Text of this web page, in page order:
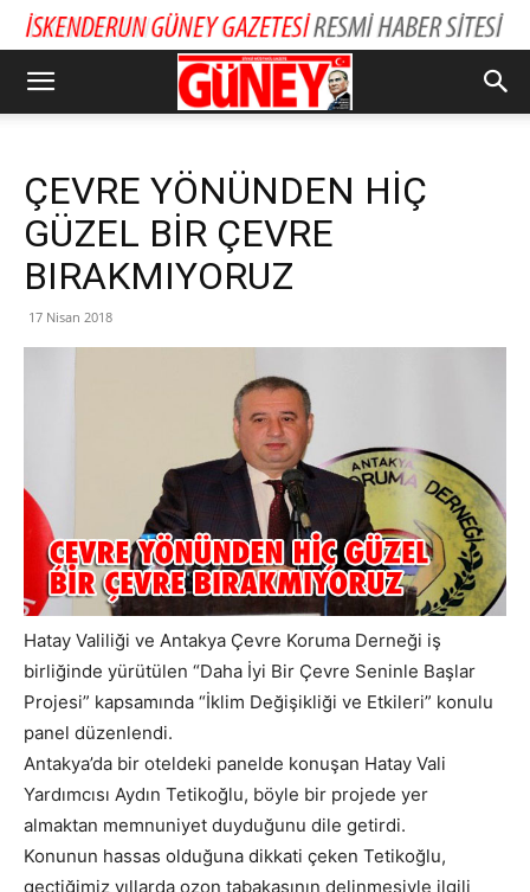
ÇEVRE YÖNÜNDEN HİÇ
GÜZEL BİR ÇEVRE
BIRAKMIYORUZ
17 Nisan 2018
Hatay Valiliği ve Antakya Çevre Koruma Derneği iş
birliğinde yürütülen “Daha İyi Bir Çevre Seninle Başlar
Projesi” kapsamında “İklim Değişikliği ve Etkileri” konulu
panel düzenlendi.
Antakya’da bir oteldeki panelde konuşan Hatay Vali
Yardımcısı Aydın Tetikoğlu, böyle bir projede yer
almaktan memnuniyet duyduğunu dile getirdi.
Konunun hassas olduğuna dikkati çeken Tetikoğlu,
geçtiğimiz yıllarda ozon tabakasının delinmesiyle ilgili